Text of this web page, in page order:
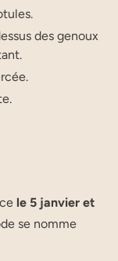
des genoux
le 5 jan­vier et
se nomme